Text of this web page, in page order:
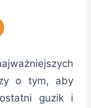
o tym, aby
guzik i